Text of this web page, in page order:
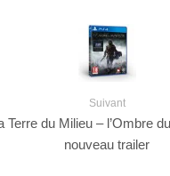
Suivant
Terre du Milieu – l’Ombre
nouveau trailer